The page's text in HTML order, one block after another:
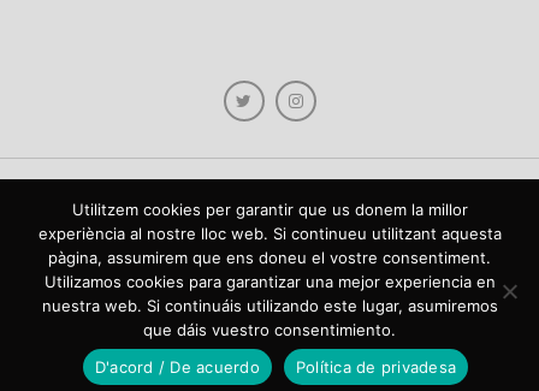
Copyright © 2021 NHLmania.com. Tots els drets reservats / Todos los derechos
reservados. NHLmania és una web dedicada a la difusió de contingut sobre la
NHL, tant en català com en castellà. L'escut de NHLmania.com és propietat de la
web en qüestió. NHLmania es una web dedicada a la difusión de contenido sobre
la NHL, tanto en español como en catalán. El escudo deNHLmania.com es
propiedad de dicha web.
Utilitzem cookies per garantir que us donem la millor
experiència al nostre lloc web. Si continueu utilitzant aquesta
pàgina, assumirem que ens doneu el vostre consentiment.
Utilizamos cookies para garantizar una mejor experiencia en
nuestra web. Si continuáis utilizando este lugar, asumiremos
que dáis vuestro consentimiento.
D'acord / De acuerdo
Política de privadesa